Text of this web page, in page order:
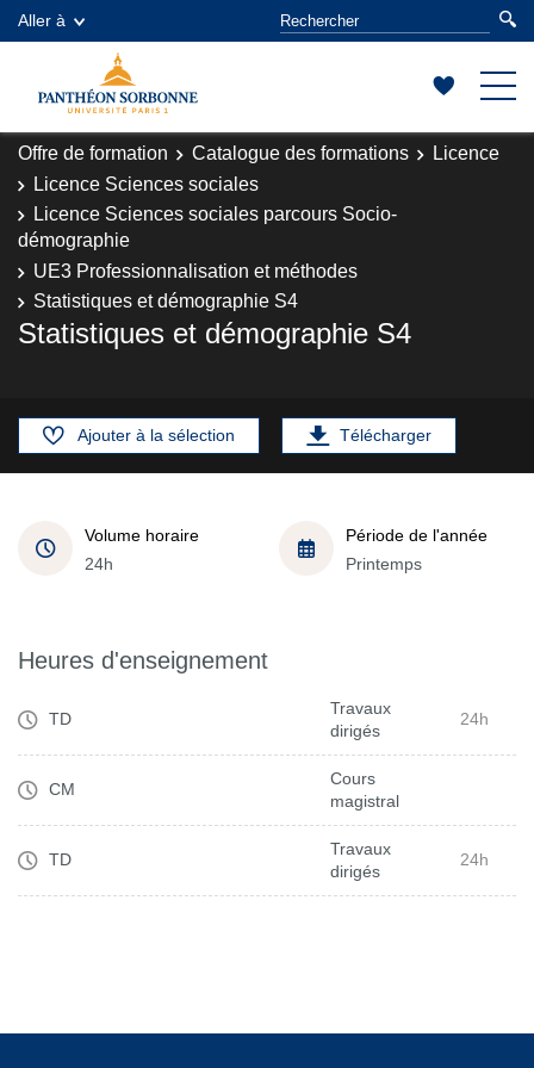
Aller à
Offre de formation Catalogue des formations
Licence
Licence Sciences sociales
Licence Sciences sociales parcours Socio-
démographie
UE3 Professionnalisation et méthodes
Statistiques et démographie S4
Statistiques et démographie S4
Ajouter à la sélection Télécharger
Volume horaire
24h
Période de l'année
Printemps
Heures d'enseignement
TD
Travaux
dirigés
24h
CM
Cours
magistral
TD
Travaux
dirigés
24h